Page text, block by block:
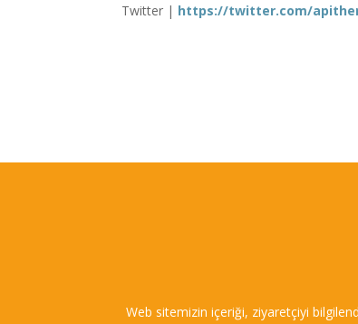
Twitter | https://twitter.com/
Web sitemizin içeriği, ziyaretçiyi